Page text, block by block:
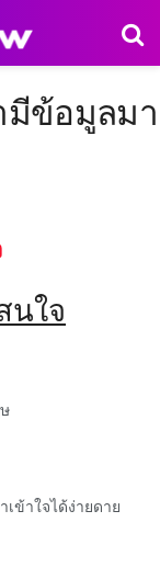
มีข้อมูลมา
นใจ
ข้าใจได้ง่ายดาย